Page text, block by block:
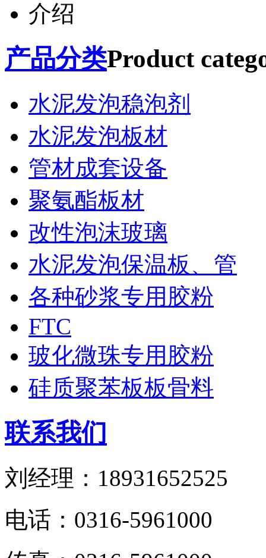
产品分类Product
水泥发泡稳泡剂
水泥发泡板材
管材成套设备
聚氨酯板材
改性泡沫玻璃
水泥发泡保温板、管
各种砂浆专用胶粉
FTC
玻化微珠专用胶粉
硅质聚苯板板骨料
联系我们
刘经理：18931652525
电话：0316-5961000